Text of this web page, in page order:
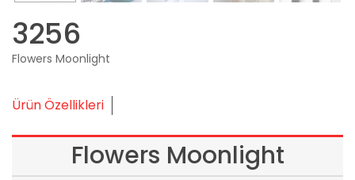
3256
Flowers Moonlight
Ürün Özellikleri
Flowers Moonlight